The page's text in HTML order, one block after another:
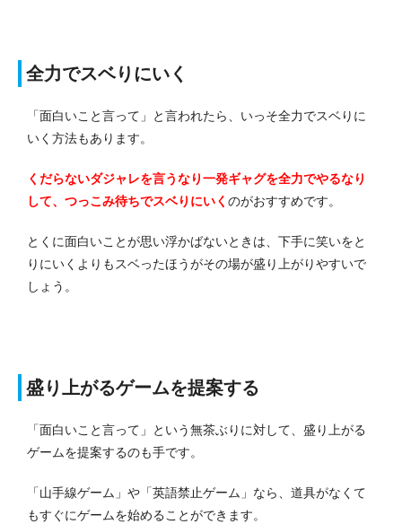
全力でスベりにいく
「面白いこと言って」と言われたら、いっそ全力でスベりに
いく方法もあります。
くだらないダジャレを言うなり一発ギャグを全力でやるなり
して、つっこみ待ちでスベりにいく のがおすすめです。
とくに面白いことが思い浮かばないときは、下手に笑いをと
りにいくよりもスベったほうがその場が盛り上がりやすいで
しょう。
盛り上がるゲームを提案する
「面白いこと言って」という無茶ぶりに対して、盛り上がる
ゲームを提案するのも手です。
「山手線ゲーム」や「英語禁止ゲーム」なら、道具がなくて
もすぐにゲームを始めることができます。